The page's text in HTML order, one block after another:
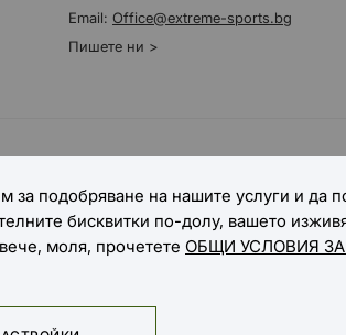
Email: Office@extreme-sports.bg
Пишете ни >
НА ДОСТАВКА
за подобряване на нашите услуги и да
бисквитки по-долу, вашето
моля, прочетете ОБЩИ УСЛОВИЯ